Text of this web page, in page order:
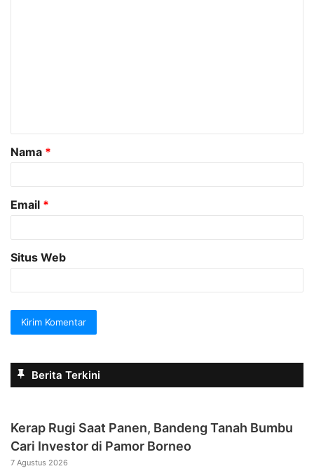
a
r
Nama *
Email *
Situs Web
Berita Terkini
Kerap Rugi Saat Panen, Bandeng Tanah Bumbu
Cari Investor di Pamor Borneo
7 Agustus 2026